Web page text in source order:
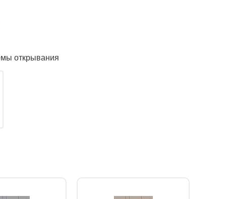
открывания